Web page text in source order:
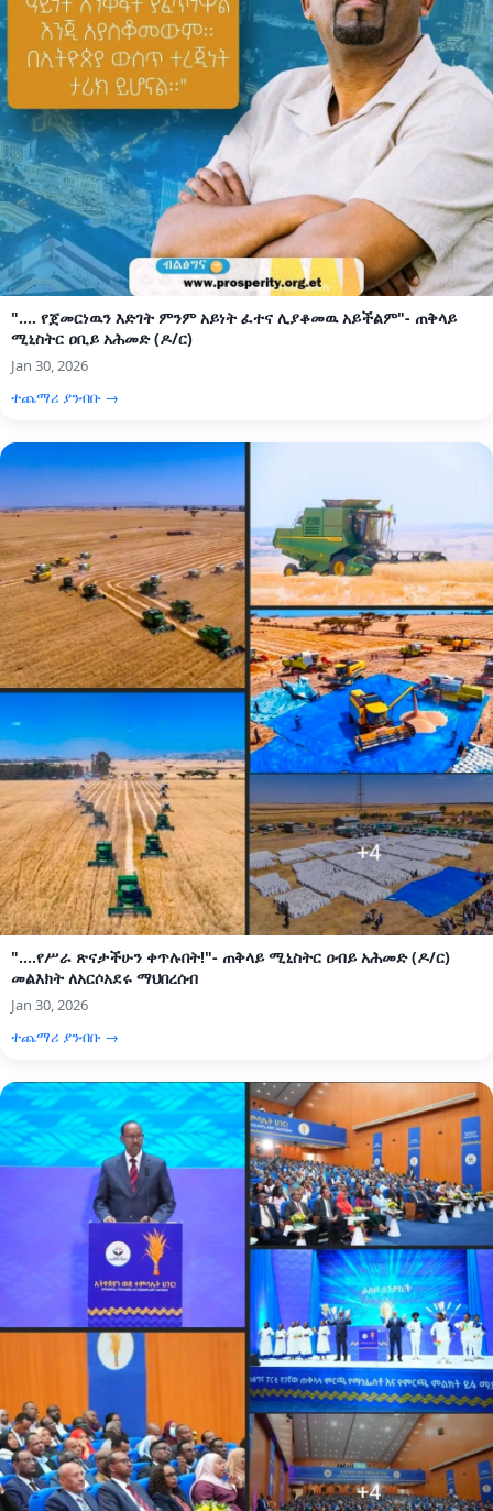
".... የጀመርነዉን እድገት ምንም አይነት ፈተና ሊያቆመዉ አይችልም"- ጠቅላይ
ሚኒስትር ዐቢይ አሕመድ (ዶ/ር)
Jan 30, 2026
ተጨማሪ ያንብቡ →
"....የሥራ ጽናታችሁን ቀጥሉበት!"- ጠቅላይ ሚኒስትር ዐብይ አሕመድ (ዶ/ር)
መልእክት ለአርሶአደሩ ማህበረሰብ
Jan 30, 2026
ተጨማሪ ያንብቡ →